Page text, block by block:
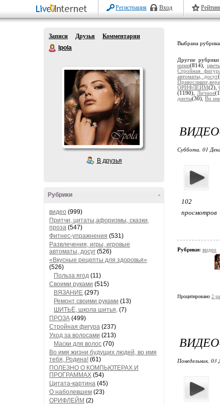
Регистрация Вход
Записи Друзья
Комментарии
Ipola
В друзья
-
Рубрики
видео (999)
Притчи, цитаты,афоризмы, сказки,
проза (547)
Фитнес-упражнения (531)
Развлечения, игры, игровые
автоматы, досуг (526)
«Вкусные рецепты для здоровья»
(526)
Польза ягод (11)
Своими руками (515)
ВЯЗАНИЕ (297)
Ремонт своими руками (13)
ШИТЬЁ, школа шитья, (7)
ПРОЗА (499)
Стройная фигура (237)
Уход за волосами (213)
Маски для волос (70)
Во имя жизни будущих людей, во имя
тебя, Родина! (61)
ПОЛЕЗНО О КОМПЬЮТЕРАХ И
ПРОГРАММАХ (54)
Цитата-картина (45)
О наболевшем (23)
ОРИФЛЕЙМ (2)
Выбрана рубрика
Другие
ними(814),
Стройная
автоматы, досуг
ОРИФЛЕЙМ(2),
(1190), Личное
диеты(30), Во
Суббота, 01
102
просмотров
Рубрики: видео
Процитировано 2
Понедельник, 03